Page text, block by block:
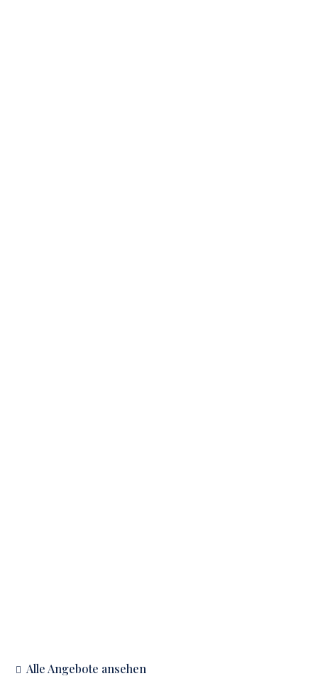
Alle Angebote ansehen